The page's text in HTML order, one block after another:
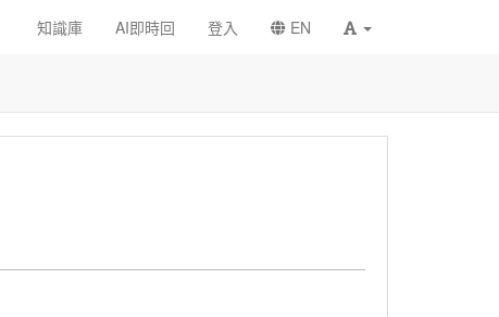
知識庫 AI即時回 登入 EN